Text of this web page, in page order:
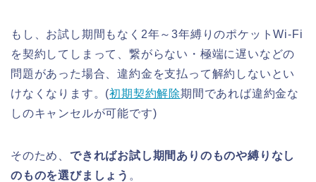
もし、お試し期間もなく2年～3年縛りのポケットWi-Fi
を契約してしまって、繋がらない・極端に遅いなどの
問題があった場合、違約金を支払って解約しないとい
けなくなります。(初期契約解除期間であれば違約金な
しのキャンセルが可能です)
そのため、 できればお試し期間ありのものや縛りなし
のものを選びましょう 。